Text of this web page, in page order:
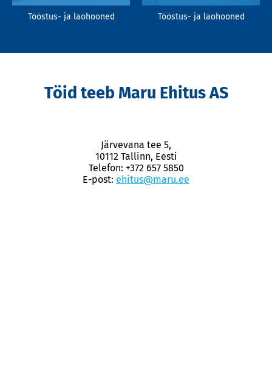
Tööstus- ja laohooned Tööstus- ja laohooned
Töid teeb Maru Ehitus AS
Järvevana tee 5,
10112 Tallinn, Eesti
Telefon: +372 657 5850
E-post: ehitus@maru.ee